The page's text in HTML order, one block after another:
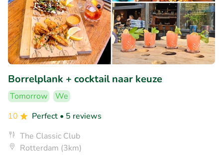
Borrelplank + cocktail naar keuze
Tomorrow
We
10
Perfect • 5 reviews
The Classic Club
Rotterdam (3km)